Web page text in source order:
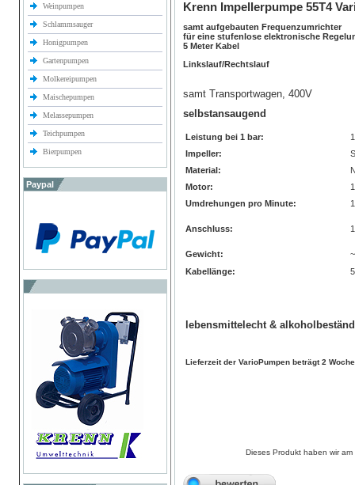
Weinpumpen
Schlammsauger
Honigpumpen
Gartenpumpen
Molkereipumpen
Maischepumpen
Melassepumpen
Teichpumpen
Bierpumpen
Paypal
Krenn Impellerpumpe 55T4
samt aufgebauten Frequenzumrichter
für eine stufenlose elektronische
5 Meter Kabel
Linkslauf/Rechtslauf
samt Transportwagen, 400V
selbstansaugend
Leistung bei 1 bar:
Impeller:
Material:
Motor:
Umdrehungen pro Minute:
Anschluss:
Gewicht:
Kabellänge:
lebensmittelecht &
Lieferzeit der VarioPumpen beträgt 2
Dieses Produkt haben wir